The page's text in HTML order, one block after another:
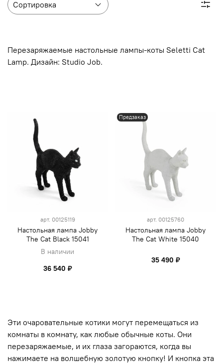
Перезаряжаемые настольные лампы-коты Seletti Cat
Lamp. Дизайн: Studio Job.
арт. 00125119
Настольная лампа Jobby
The Cat Black 15041
В наличии
36 540 ₽
Предзаказ
арт. 00125760
Настольная лампа Jobby
The Cat White 15040
35 490 ₽
Эти очаровательные котики могут перемещаться из
комнаты в комнату, как любые обычные коты. Они
перезаряжаемые, и их глаза загораются, когда вы
нажимаете на волшебную золотую кнопку! И кнопка эта